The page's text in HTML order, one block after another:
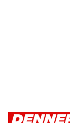
Winston
4.95